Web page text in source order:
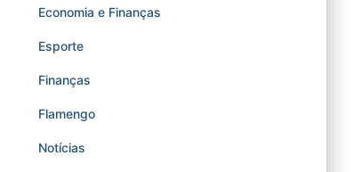
Economia e Finanças
Esporte
Finanças
Flamengo
Notícias